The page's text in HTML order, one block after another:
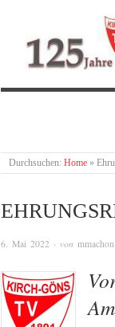
Durchsuchen: Home »
6. Mai 2022 · von mmachon